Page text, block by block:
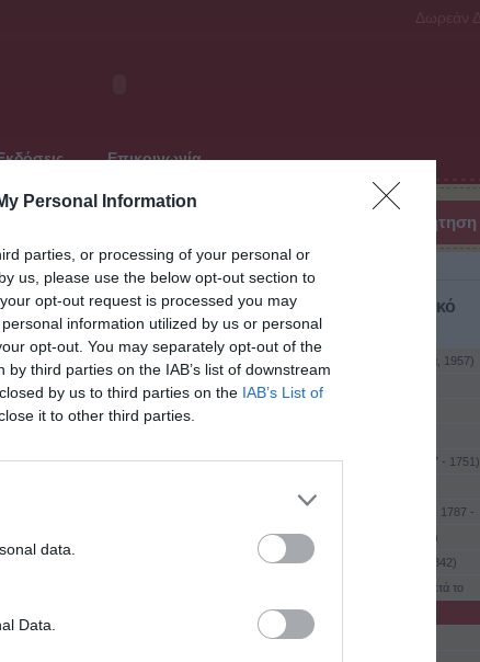
Personal Information
parties, or processing of your personal or
us, please use the below opt-out section to
opt-out request is processed you may
information utilized by us or personal
opt-out. You may separately opt-out of the
third parties on the IAB’s list of downstream
by us to third parties on the IAB’s List of
it to other third parties.
data.
Data.
Επικοινωνία
2013
κληρικός. Σπούδασε
- 65), κοντά στον
Ιεροσολύμων
Παγκόσμιο Βιογραφικό Λεξικό
Βούλγαρης, Πέτρος (΄Υδρα, 1883 - Αθήνα, 1957)
Βούλγαρης, Φρατζέσκος
Βούλγαρις, Ιωάννης (Κέρκυρα, περ. 1687 - 1751)
Βούλγαρις, Μάρκος - Αντώνιος (Κέρκυρα, 1787 -
Πετρούπολη, 1829)
Βούλγαρις, Σπυρίδων (Κέρκυρα, ; - 1738)
Βούλγαρις, Σταμάτιος (Κέρκυρα, 1774 - 1842)
Βούλγαρις. Νικόλαος (Κέρκυρα, 1634 - μετά το
Βουλησμάς. Δωρόθεος (Ιθάκη, 1740 ; -
Κωνσταντινούπολη, 1818)
Βουλπιώτης